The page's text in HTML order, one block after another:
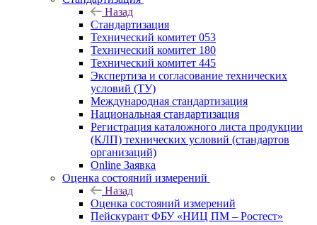
Назад
Стандартизация
Технический комитет 053
Технический комитет 180
Технический комитет 445
Экспертиза и согласование технических
условий (ТУ)
Международная стандартизация
Национальная стандартизация
Регистрация каталожного листа продукции
(КЛП) технических условий (стандартов
организаций)
Online Заявка
Оценка состояний измерений
Назад
Оценка состояний измерений
Пейскурант ФБУ «НИЦ ПМ – Ростест»